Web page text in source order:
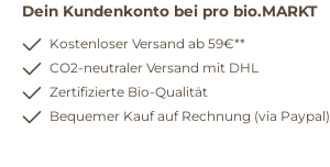
Dein Kundenkonto bei pro bio.MARKT
Kostenloser Versand ab 59€**
CO2-neutraler Versand mit DHL
Zertifizierte Bio-Qualität
Bequemer Kauf auf Rechnung (via Paypal)